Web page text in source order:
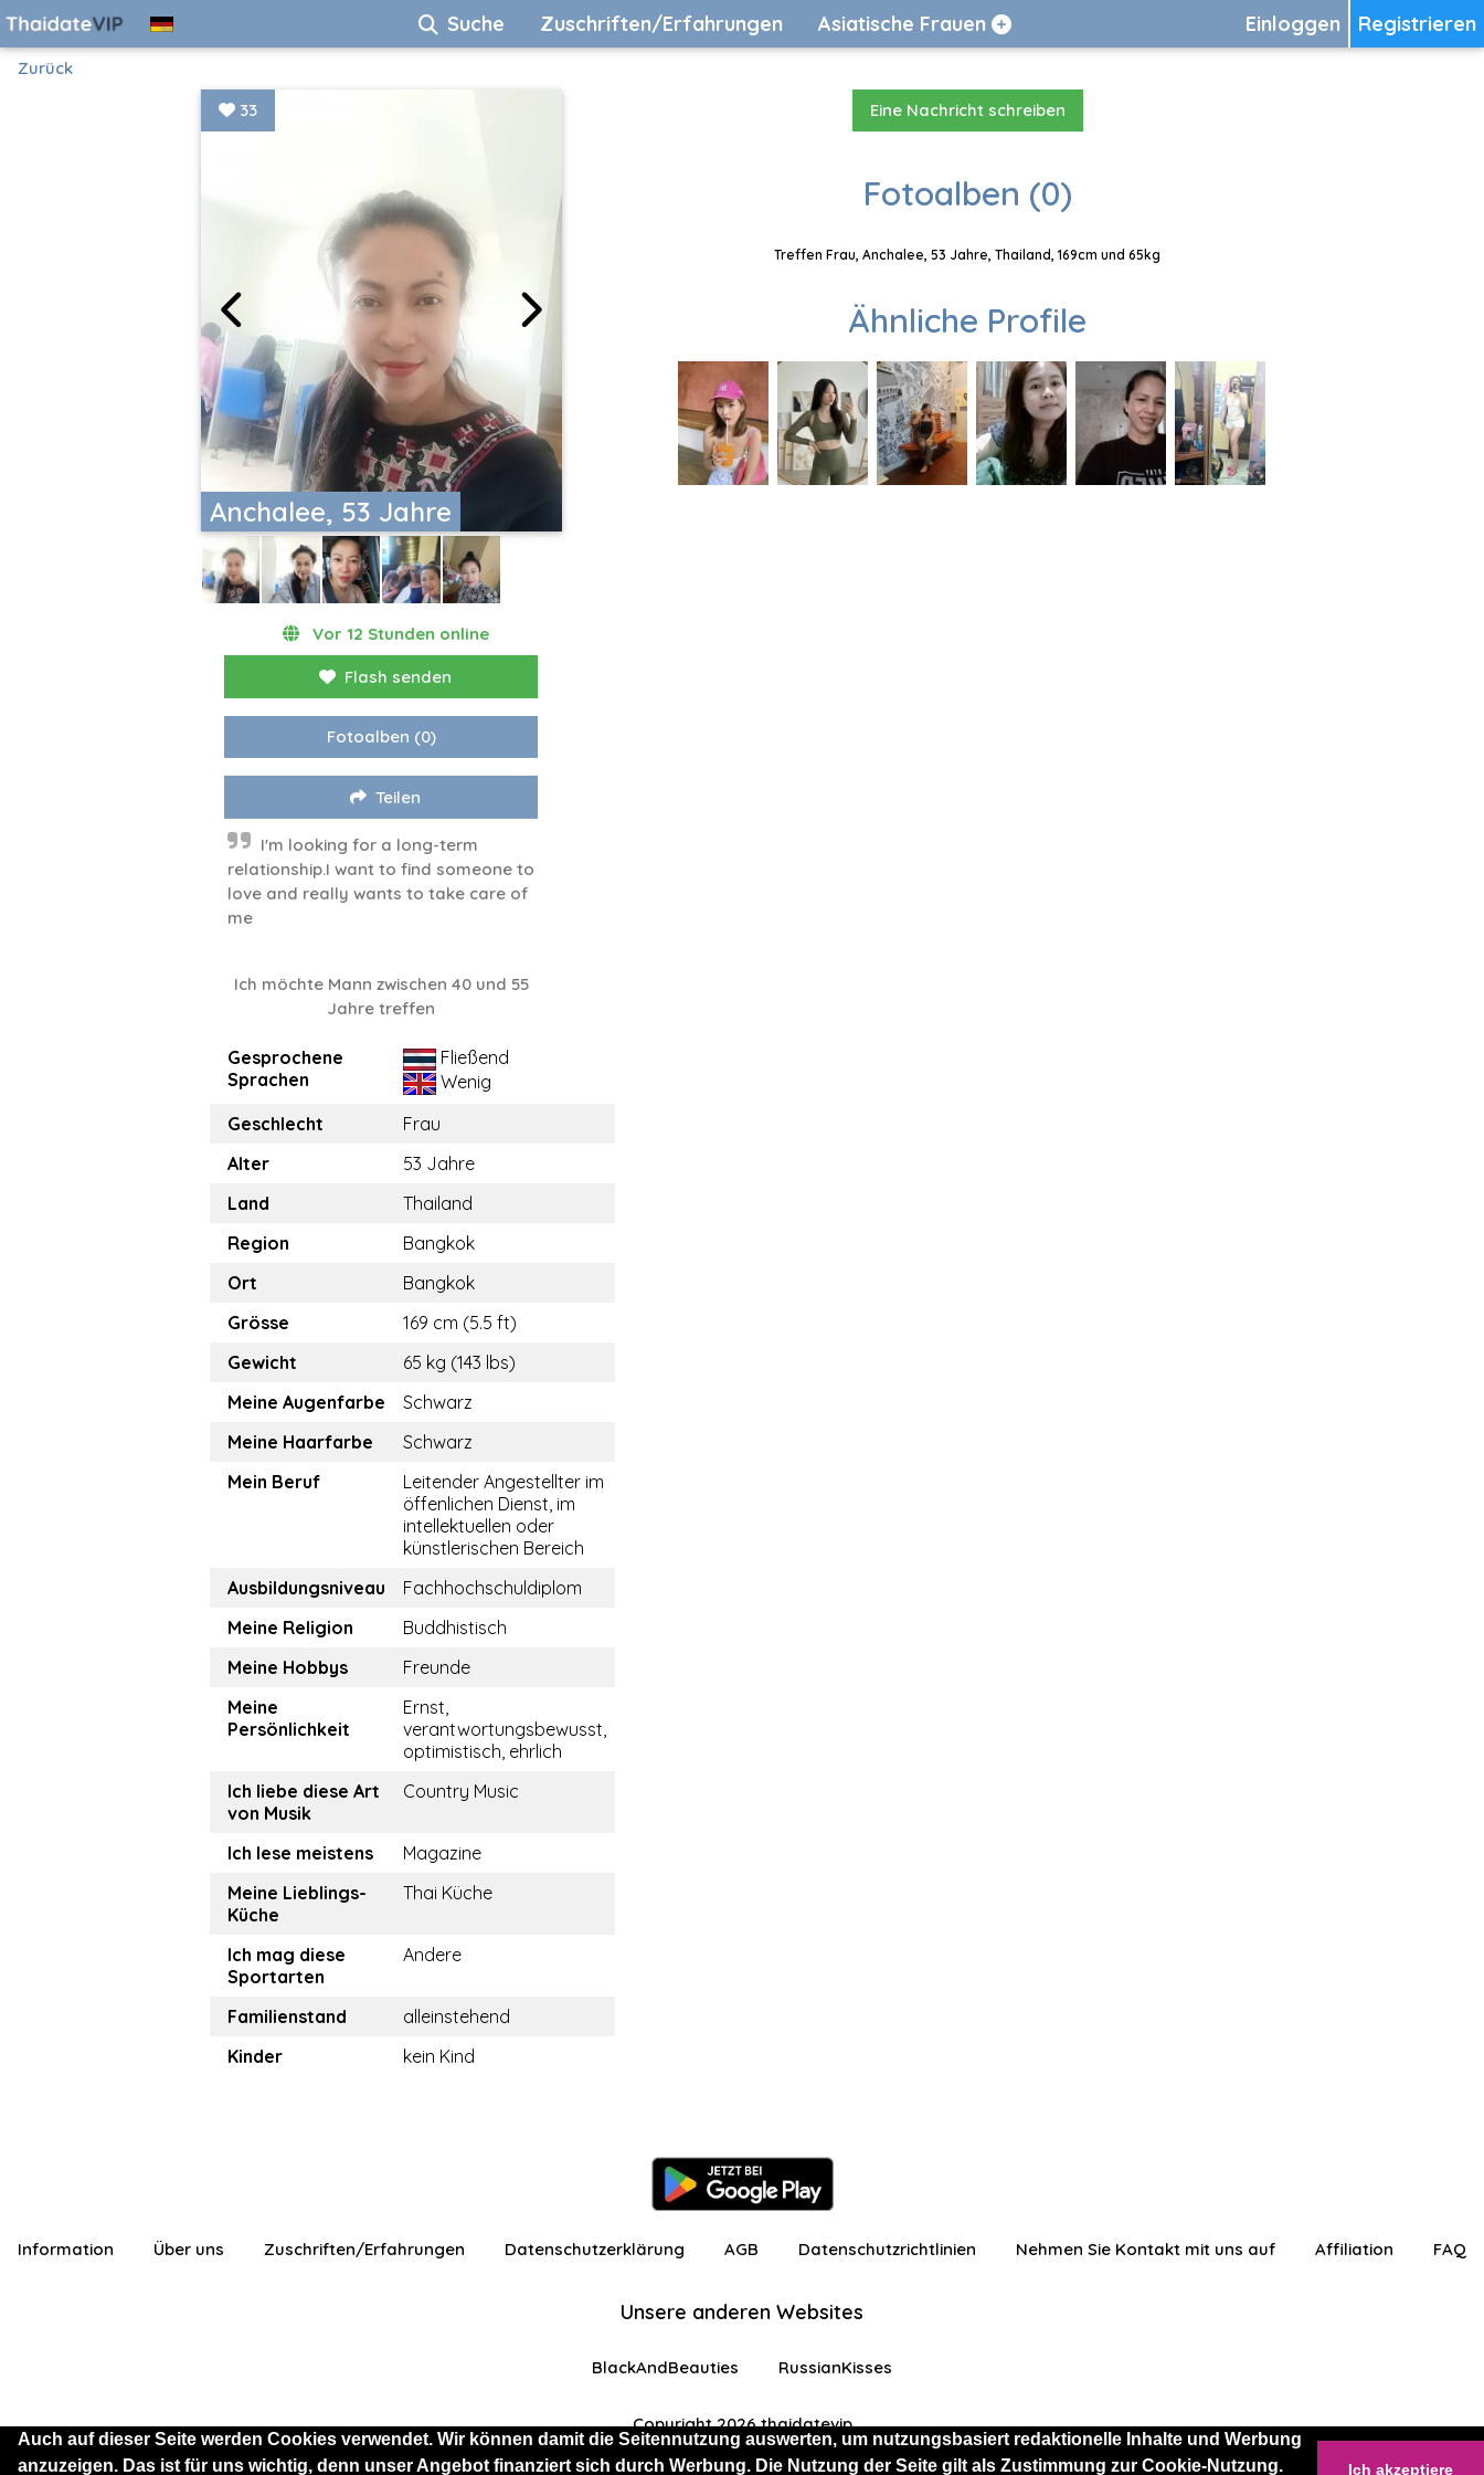
Auch auf dieser Seite werden Cookies verwendet. Wir können damit die Seitennutzung auswerten, um nutzungsbasiert redaktionelle Inhalte und Werbung
anzuzeigen. Das ist für uns wichtig, denn unser Angebot finanziert sich durch Werbung. Die Nutzung der Seite gilt als Zustimmung zur Cookie-Nutzung.
Ich akzeptiere
Registrieren
Einloggen
Suche Zuschriften/Erfahrungen Asiatische Frauen
Zurück
Anchalee, 53 Jahre
33
Vor 12 Stunden online
Flash senden
Fotoalben (0)
Teilen
I'm looking for a long-term
relationship.I want to find someone to
love and really wants to take care of
me
Ich möchte Mann zwischen 40 und 55
Jahre treffen
Gesprochene
Sprachen
Fließend
Wenig
Geschlecht
Frau
Alter
53 Jahre
Land
Thailand
Region
Bangkok
Ort
Bangkok
Grösse
169 cm (5.5 ft)
Gewicht
65 kg (143 lbs)
Meine Augenfarbe
Schwarz
Meine Haarfarbe
Schwarz
Mein Beruf
Leitender Angestellter im
öffenlichen Dienst, im
intellektuellen oder
künstlerischen Bereich
Ausbildungsniveau
Fachhochschuldiplom
Meine Religion
Buddhistisch
Meine Hobbys
Freunde
Meine
Persönlichkeit
Ernst,
verantwortungsbewusst,
optimistisch, ehrlich
Ich liebe diese Art
von Musik
Country Music
Ich lese meistens
Magazine
Meine Lieblings-
Küche
Thai Küche
Ich mag diese
Sportarten
Andere
Familienstand
alleinstehend
Kinder
kein Kind
Eine Nachricht schreiben
Fotoalben (0)
Treffen Frau, Anchalee, 53 Jahre, Thailand, 169cm und 65kg
Ähnliche Profile
Information Über uns Zuschriften/Erfahrungen Datenschutzerklärung AGB Datenschutzrichtlinien Nehmen Sie Kontakt mit uns auf Affiliation FAQ
Unsere anderen Websites
BlackAndBeauties RussianKisses
Copyright 2026 thaidatevip